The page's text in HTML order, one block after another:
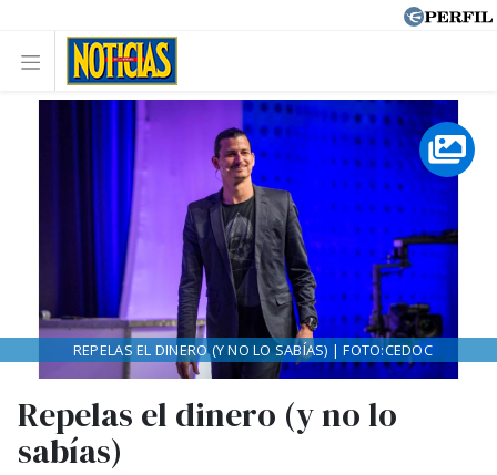
Repelas el dinero (y no lo
sabías)
REPELAS EL DINERO (Y NO LO SABÍAS) | FOTO:CEDOC